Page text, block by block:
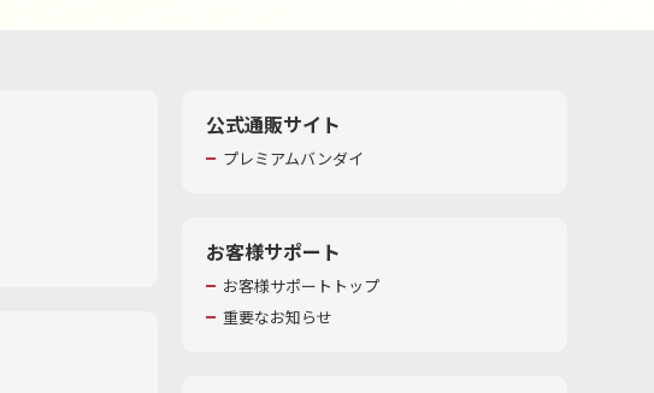
公式通販サイト
プレミアムバンダイ
お客様サポート
お客様サポートトップ
重要なお知らせ